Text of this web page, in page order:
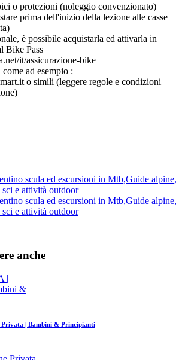
o protezioni (noleggio convenzionato)
prima dell'inizio della lezione alle casse
è possibile acquistarla ed attivarla in
Bike Pass
it/assicurazione-bike
ad esempio :
o simili (leggere regole e condizioni
anche
Privata | Bambini & Principianti